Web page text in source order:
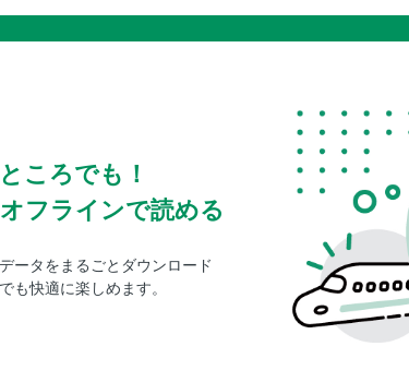
ころでも！
フラインで読める
ータをまるごとダウンロード
も快適に楽しめます。